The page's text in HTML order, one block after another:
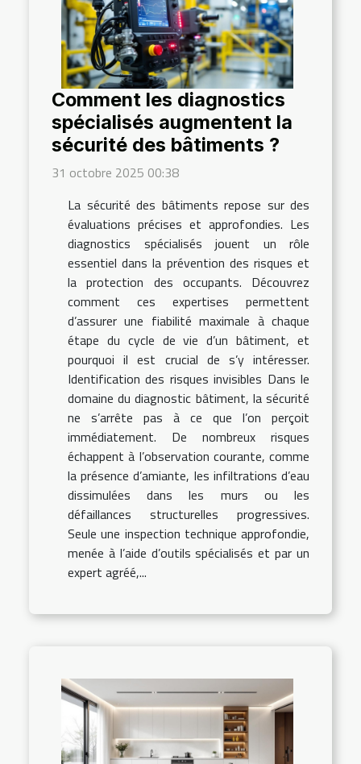
Comment les diagnostics
spécialisés augmentent la
sécurité des bâtiments ?
31 octobre 2025 00:38
La sécurité des bâtiments repose sur des
évaluations précises et approfondies. Les
diagnostics spécialisés jouent un rôle
essentiel dans la prévention des risques et
la protection des occupants. Découvrez
comment ces expertises permettent
d’assurer une fiabilité maximale à chaque
étape du cycle de vie d’un bâtiment, et
pourquoi il est crucial de s’y intéresser.
Identification des risques invisibles Dans le
domaine du diagnostic bâtiment, la sécurité
ne s’arrête pas à ce que l’on perçoit
immédiatement. De nombreux risques
échappent à l’observation courante, comme
la présence d’amiante, les infiltrations d’eau
dissimulées dans les murs ou les
défaillances structurelles progressives.
Seule une inspection technique approfondie,
menée à l’aide d’outils spécialisés et par un
expert agréé,...